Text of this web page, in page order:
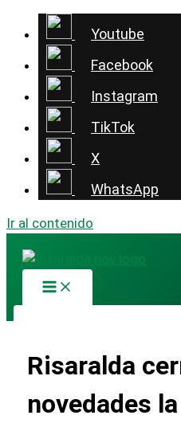
Youtube
Facebook
Instagram
TikTok
X
WhatsApp
Ir al contenido
Risaralda
novedades